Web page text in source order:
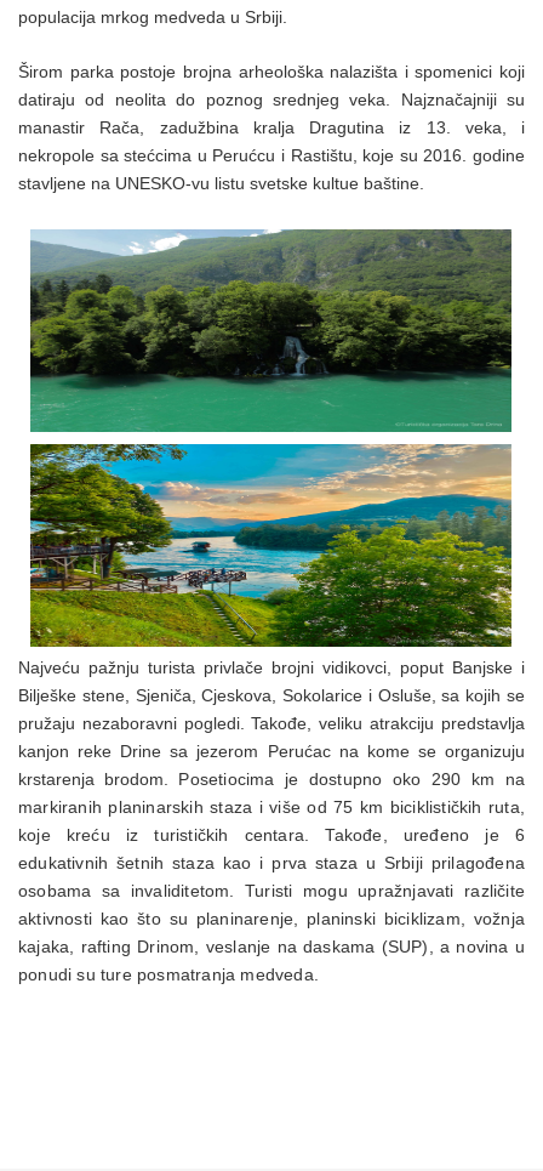
populacija mrkog medveda u Srbiji.
Širom parka postoje brojna arheološka nalazišta i spomenici koji
datiraju od neolita do poznog srednjeg veka. Najznačajniji su
manastir Rača, zadužbina kralja Dragutina iz 13. veka, i
nekropole sa stećcima u Perućcu i Rastištu, koje su 2016. godine
stavljene na UNESKO-vu listu svetske kultue baštine.
Najveću pažnju turista privlače brojni vidikovci, poput Banjske i
Bilješke stene, Sjeniča, Cjeskova, Sokolarice i Osluše, sa kojih se
pružaju nezaboravni pogledi. Takođe, veliku atrakciju predstavlja
kanjon reke Drine sa jezerom Perućac na kome se organizuju
krstarenja brodom. Posetiocima je dostupno oko 290 km na
markiranih planinarskih staza i više od 75 km biciklističkih ruta,
koje kreću iz turističkih centara. Takođe, uređeno je 6
edukativnih šetnih staza kao i prva staza u Srbiji prilagođena
osobama sa invaliditetom. Turisti mogu upražnjavati različite
aktivnosti kao što su planinarenje, planinski biciklizam, vožnja
kajaka, rafting Drinom, veslanje na daskama (SUP), a novina u
ponudi su ture posmatranja medveda.